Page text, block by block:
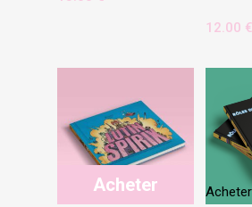
12.00 €
Acheter Acheter